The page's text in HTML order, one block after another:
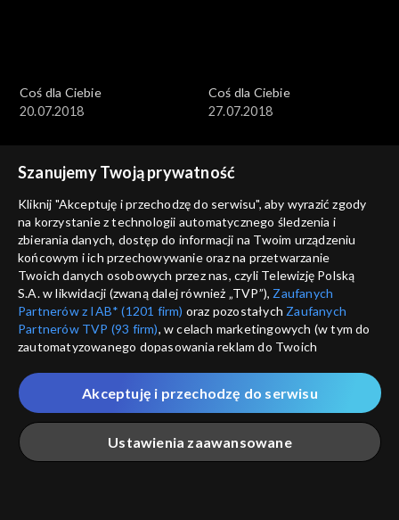
Coś dla Ciebie
20.07.2018
Coś dla Ciebie
27.07.2018
Coś dla Ciebie
03.08.2018
Coś dla Ciebie
10.08.2018
Coś dla Ciebie
17.08.2018
Coś dla Ciebie
24.08.2018
Szanujemy Twoją prywatność
Kliknij "Akceptuję i przechodzę do serwisu", aby wyrazić zgody
na korzystanie z technologii automatycznego śledzenia i
zbierania danych, dostęp do informacji na Twoim urządzeniu
końcowym i ich przechowywanie oraz na przetwarzanie
Twoich danych osobowych przez nas, czyli Telewizję Polską
S.A. w likwidacji (zwaną dalej również „TVP”), Zaufanych
Partnerów z IAB* (1201 firm) oraz pozostałych Zaufanych
Partnerów TVP (93 firm), w celach marketingowych (w tym do
zautomatyzowanego dopasowania reklam do Twoich
które wskazujemy poniżej, a także zgody na udostępnianie
przez nas identyfikatora PPID do Google.
Twoje dane osobowe zbierane podczas odwiedzania przez
Ciebie naszych
poszczególnych serwisówzwanych dalej
„Portalem”, w tym informacje zapisywane za pomocą
Ustawienia zaawansowane
Akceptuję i przechodzę do serwisu